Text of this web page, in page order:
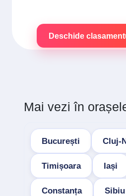
Deschide
Mai vezi în
București Cluj-
Timișoara Iași
Constanța Sibiu